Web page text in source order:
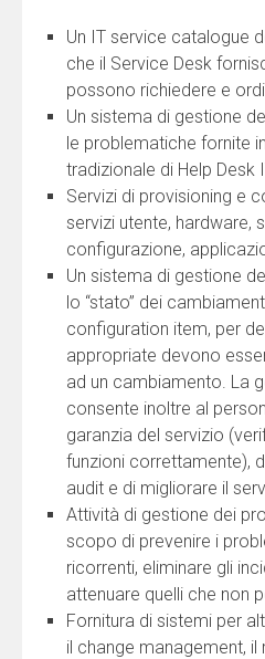
Un IT service catalogue
che il Service Desk
possono richiedere e
Un sistema di gestione
le problematiche fornite
tradizionale di Help Desk
Servizi di provisioning e
servizi utente, hardware,
configurazione,
Un sistema di gestione
lo “stato” dei
configuration item, per
appropriate devono
ad un cambiamento. La
consente inoltre al
garanzia del servizio
funzioni correttamente),
audit e di migliorare il
Attività di gestione dei
scopo di prevenire i
ricorrenti, eliminare gli
attenuare quelli che non
Fornitura di sistemi per
il change management,